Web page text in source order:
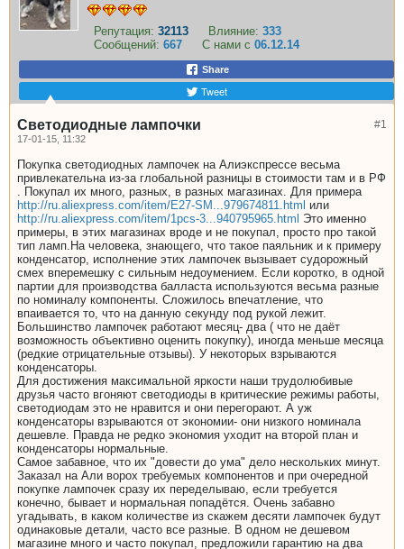
Репутация: 32113 Влияние: 333
Сообщений: 667 С нами с 06.12.14
Share
Tweet
#1
Светодиодные лампочки
17-01-15, 11:32
Покупка светодиодных лампочек на Алиэкспрессе весьма
привлекательна из-за глобальной разницы в стоимости там и в РФ
. Покупал их много, разных, в разных магазинах. Для примера
http://ru.aliexpress.com/item/E27-SM...979674811.html или
http://ru.aliexpress.com/item/1pcs-3...940795965.html Это именно
примеры, в этих магазинах вроде и не покупал, просто про такой
тип ламп.На человека, знающего, что такое паяльник и к примеру
конденсатор, исполнение этих лампочек вызывает судорожный
смех вперемешку с сильным недоумением. Если коротко, в одной
партии для производства балласта используются весьма разные
по номиналу компоненты. Сложилось впечатление, что
впаивается то, что на данную секунду под рукой лежит.
Большинство лампочек работают месяц- два ( что не даёт
возможность объективно оценить покупку), иногда меньше месяца
(редкие отрицательные отзывы). У некоторых взрываются
конденсаторы.
Для достижения максимальной яркости наши трудолюбивые
друзья часто вгоняют светодиоды в критические режимы работы,
светодиодам это не нравится и они перегорают. А уж
конденсаторы взрываются от экономии- они низкого номинала
дешевле. Правда не редко экономия уходит на второй план и
конденсаторы нормальные.
Самое забавное, что их "довести до ума" дело нескольких минут.
Заказал на Али ворох требуемых компонентов и при очередной
покупке лампочек сразу их переделываю, если требуется
конечно, бывает и нормальная попадётся. Очень забавно
угадывать, в каком количестве из скажем десяти лампочек будут
одинаковые детали, часто все разные. В одном не дешевом
магазине много и часто покупал, предложили гарантию на два